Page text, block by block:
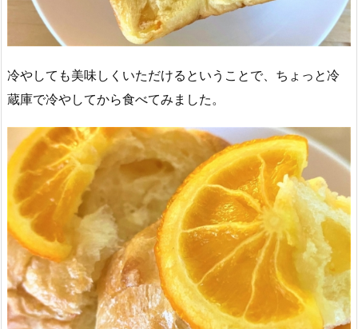
冷やしても美味しくいただけるということで、ちょっと冷
蔵庫で冷やしてから食べてみました。